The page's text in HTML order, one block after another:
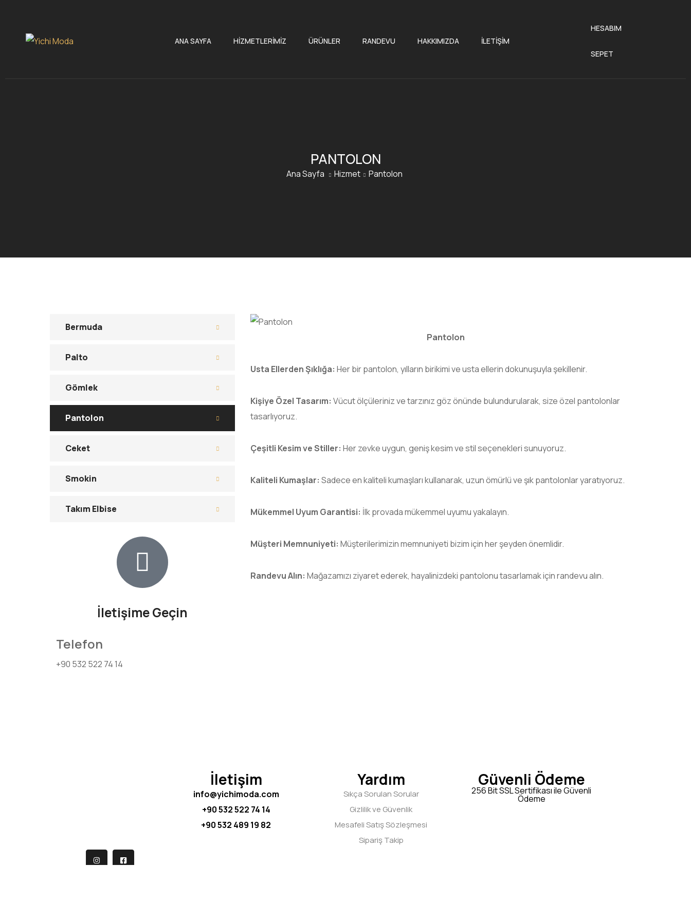
ANA SAYFA HIZMETLERIMIZ ÜRÜNLER RANDEVU HAKKIMIZDA İLETIŞIM
HESABIM
SEPET
PANTOLON
Ana Sayfa Hizmet Pantolon
Pantolon
Usta Ellerden Şıklığa: Her bir pantolon, yılların birikimi ve usta ellerin dokunuşuyla şekillenir.
Kişiye Özel Tasarım: Vücut ölçüleriniz ve tarzınız göz önünde bulundurularak, size özel pantolonlar
tasarlıyoruz.
Çeşitli Kesim ve Stiller: Her zevke uygun, geniş kesim ve stil seçenekleri sunuyoruz.
Kaliteli Kumaşlar: Sadece en kaliteli kumaşları kullanarak, uzun ömürlü ve şık pantolonlar yaratıyoruz.
Mükemmel Uyum Garantisi: İlk provada mükemmel uyumu yakalayın.
Müşteri Memnuniyeti: Müşterilerimizin memnuniyeti bizim için her şeyden önemlidir.
Randevu Alın: Mağazamızı ziyaret ederek, hayalinizdeki pantolonu tasarlamak için randevu alın.
Bermuda
Palto
Gömlek
Pantolon
Ceket
Smokin
Takım Elbise
İletişime Geçin
Telefon
+90 532 522 74 14
İletişim
info@yichimoda.com
+90 532 522 74 14
+90 532 489 19 82
Yardım
Sıkça Sorulan Sorular
Gizlilik ve Güvenlik
Mesafeli Satış Sözleşmesi
Sipariş Takip
Güvenli Ödeme
256 Bit SSL Sertifikası ile Güvenli
Ödeme